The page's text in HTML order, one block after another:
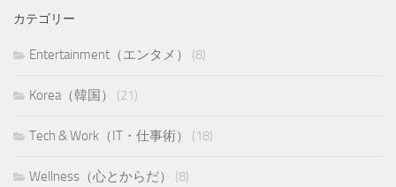
カテゴリー
Entertainment（エンタメ） (8)
Korea（韓国） (21)
Tech & Work（IT・仕事術） (18)
Wellness（心とからだ） (8)